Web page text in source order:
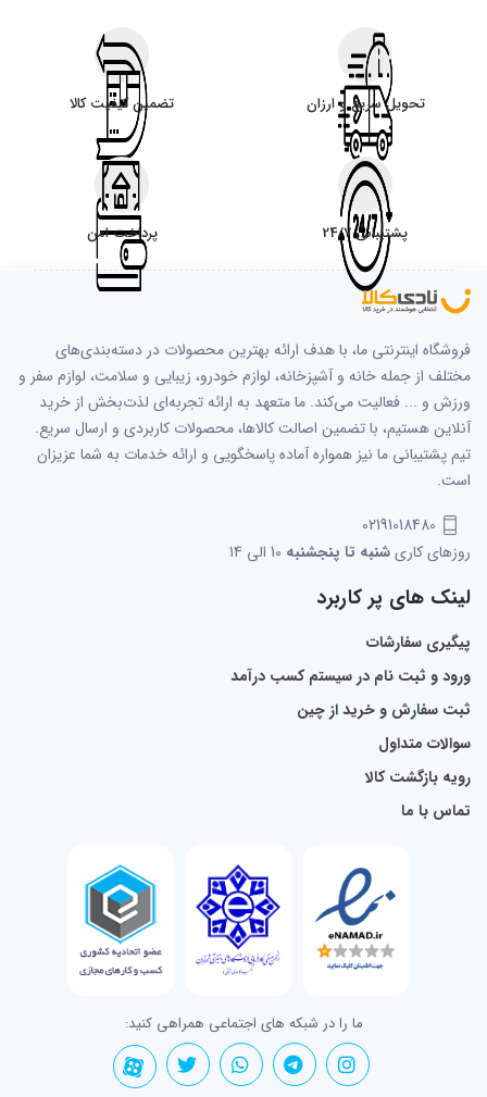
تحویل سریع و ارزان تضمین کیفیت کالا
پشتیبانی 24/7 پرداخت امن
فروشگاه اینترنتی ما، با هدف ارائه بهترین محصولات در دسته‌بندی‌های
مختلف از جمله خانه و آشپزخانه، لوازم خودرو، زیبایی و سلامت، لوازم سفر و
ورزش و ... فعالیت می‌کند. ما متعهد به ارائه تجربه‌ای لذت‌بخش از خرید
آنلاین هستیم، با تضمین اصالت کالاها، محصولات کاربردی و ارسال سریع.
تیم پشتیبانی ما نیز همواره آماده پاسخگویی و ارائه خدمات به شما عزیزان
است.
02191018480
روزهای کاریشنبه تا پنجشنبه
لینک های پر کاربرد
پیگیری سفارشات
ورود و ثبت نام در سیستم کسب درآمد
ثبت سفارش و خرید از چین
سوالات متداول
رویه بازگشت کالا
تماس با ما
ما را در شبکه های اجتماعی همراهی کنید: